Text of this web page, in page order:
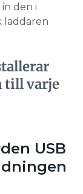
den i
laddaren
till varje
USB